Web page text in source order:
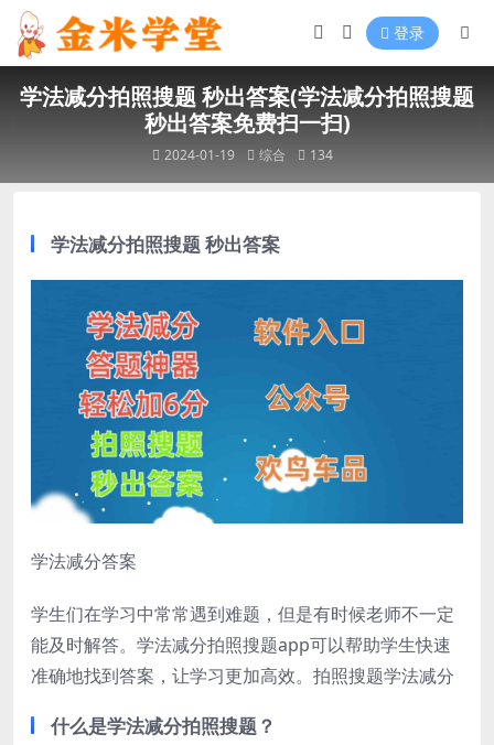
登录
学法减分拍照搜题 秒出答案(学法减分拍照搜题
秒出答案免费扫一扫)
2024-01-19 综合 134
学法减分拍照搜题 秒出答案
学法减分答案
学生们在学习中常常遇到难题，但是有时候老师不一定
能及时解答。学法减分拍照搜题app可以帮助学生快速
准确地找到答案，让学习更加高效。拍照搜题学法减分
什么是学法减分拍照搜题？